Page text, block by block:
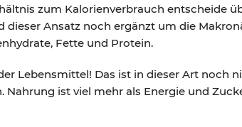
zum Kalorienverbrauch entscheide
Ansatz noch ergänzt um die
Fette und Protein.
Lebensmittel! Das ist in dieser Art noch
ist viel mehr als Energie und